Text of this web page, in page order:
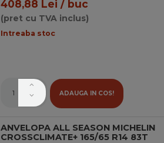
408,88 Lei / buc
(pret cu TVA inclus)
Intreaba stoc
ADAUGA IN COS!
ANVELOPA ALL SEASON MICHELIN
CROSSCLIMATE+ 165/65 R14 83T